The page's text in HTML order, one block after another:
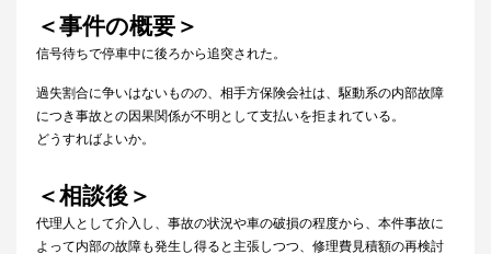
＜事件の概要＞
信号待ちで停車中に後ろから追突された。
過失割合に争いはないものの、相手方保険会社は、駆動系の内部故障
につき事故との因果関係が不明として支払いを拒まれている。
どうすればよいか。
＜相談後＞
代理人として介入し、事故の状況や車の破損の程度から、本件事故に
よって内部の故障も発生し得ると主張しつつ、修理費見積額の再検討